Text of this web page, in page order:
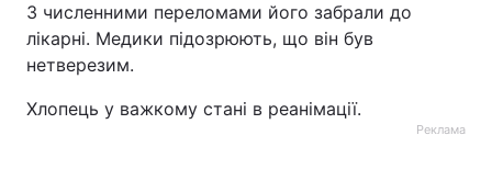
З численними переломами його забрали до
лікарні. Медики підозрюють, що він був
нетверезим.
Хлопець у важкому стані в реанімації.
Реклама